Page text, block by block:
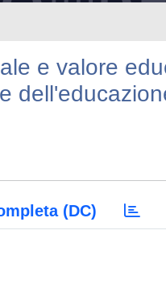
e valore
(DC)